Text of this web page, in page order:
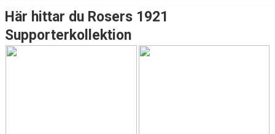
STARTSIDA
NYHETER
Här hittar du Rosers 1921
Supporterkollektion